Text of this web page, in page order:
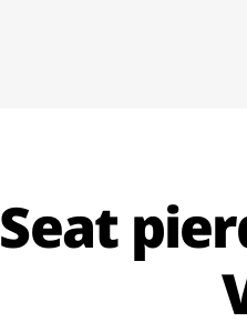
Seat